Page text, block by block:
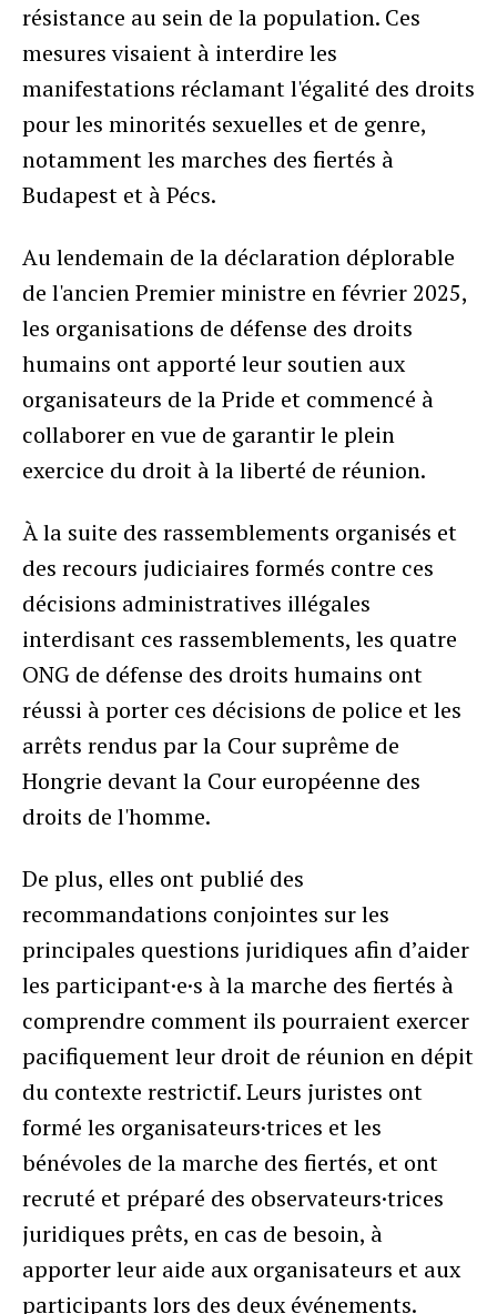
résistance au sein de la population. Ces
mesures visaient à interdire les
manifestations réclamant l'égalité des droits
pour les minorités sexuelles et de genre,
notamment les marches des fiertés à
Budapest et à Pécs.
Au lendemain de la déclaration déplorable
de l'ancien Premier ministre en février 2025,
les organisations de défense des droits
humains ont apporté leur soutien aux
organisateurs de la Pride et commencé à
collaborer en vue de garantir le plein
exercice du droit à la liberté de réunion.
À la suite des rassemblements organisés et
des recours judiciaires formés contre ces
décisions administratives illégales
interdisant ces rassemblements, les quatre
ONG de défense des droits humains ont
réussi à porter ces décisions de police et les
arrêts rendus par la Cour suprême de
Hongrie devant la Cour européenne des
droits de l'homme.
De plus, elles ont publié des
recommandations conjointes sur les
principales questions juridiques afin d’aider
les participant·e·s à la marche des fiertés à
comprendre comment ils pourraient exercer
pacifiquement leur droit de réunion en dépit
du contexte restrictif. Leurs juristes ont
formé les organisateurs·trices et les
bénévoles de la marche des fiertés, et ont
recruté et préparé des observateurs·trices
juridiques prêts, en cas de besoin, à
apporter leur aide aux organisateurs et aux
participants lors des deux événements.